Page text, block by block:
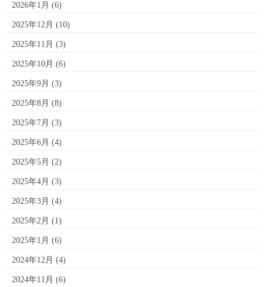
2026年1月 (6)
2025年12月 (10)
2025年11月 (3)
2025年10月 (6)
2025年9月 (3)
2025年8月 (8)
2025年7月 (3)
2025年6月 (4)
2025年5月 (2)
2025年4月 (3)
2025年3月 (4)
2025年2月 (1)
2025年1月 (6)
2024年12月 (4)
2024年11月 (6)